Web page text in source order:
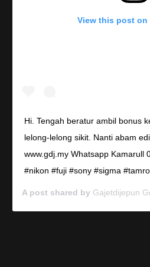
View this post on
Hi. Tengah beratur ambil bonus
lelong-lelong sikit. Nanti abam
www.gdj.my Whatsapp Kamarull
#nikon #fuji #sony #sigma
A post shared by Gajetdijepun